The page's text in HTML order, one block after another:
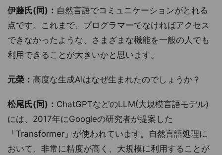
伊藤氏(同)： 自然言語でコミュニケーションがとれる
点です。これまで、プログラマーでなければアクセス
できなかったような、さまざまな機能を一般の人でも
利用できることが大きいかと思います。
元榮： 高度な生成AIはなぜ生まれたのでしょうか？
松尾氏(同)： ChatGPTなどのLLM(大規模言語モデル)
には、2017年にGoogleの研究者が提案した
「Transformer」が使われています。自然言語処理に
おいて、非常に精度が高く、大規模に利用することが